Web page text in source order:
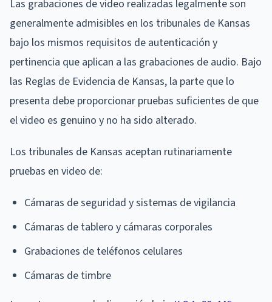
Las grabaciones de video realizadas legalmente son
generalmente admisibles en los tribunales de Kansas
bajo los mismos requisitos de autenticación y
pertinencia que aplican a las grabaciones de audio. Bajo
las Reglas de Evidencia de Kansas, la parte que lo
presenta debe proporcionar pruebas suficientes de que
el video es genuino y no ha sido alterado.
Los tribunales de Kansas aceptan rutinariamente
pruebas en video de:
Cámaras de seguridad y sistemas de vigilancia
Cámaras de tablero y cámaras corporales
Grabaciones de teléfonos celulares
Cámaras de timbre